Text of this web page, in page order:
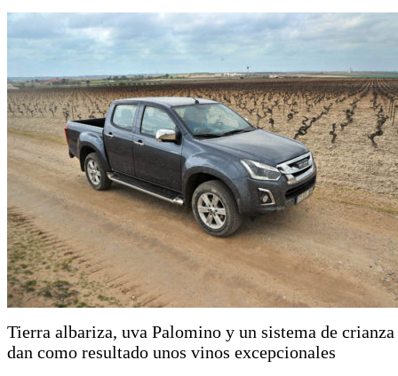
Tierra albariza, uva Palomino y un sistema de
dan como resultado unos vinos excepcionales